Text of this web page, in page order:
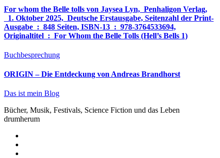
For whom the Belle tolls von Jaysea Lyn, ‎ Penhaligon Verlag,
‎ 1. Oktober 2025, ‎ Deutsche Erstausgabe, Seitenzahl der Print-
Ausgabe ‏ : ‎ 848 Seiten, ISBN-13 ‏ : ‎ 978-3764533694,
Originaltitel ‏ : ‎ For Whom the Belle Tolls (Hell’s Bells 1)
Buchbesprechung
ORIGIN – Die Entdeckung von Andreas Brandhorst
Das ist mein Blog
Bücher, Musik, Festivals, Science Fiction und das Leben
drumherum